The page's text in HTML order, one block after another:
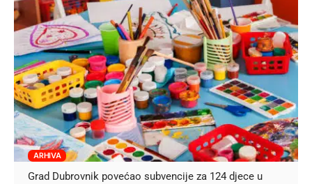
ARHIVA
Grad Dubrovnik povećao subvencije za 124 djece u